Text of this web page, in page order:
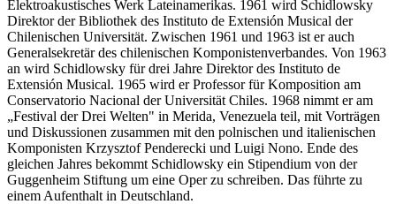
Elektroakustisches Werk Lateinamerikas. 1961 wird Schidlowsky
Direktor der Bibliothek des Instituto de Extensión Musical der
Chilenischen Universität. Zwischen 1961 und 1963 ist er auch
Generalsekretär des chilenischen Komponistenverbandes. Von 1963
an wird Schidlowsky für drei Jahre Direktor des Instituto de
Extensión Musical. 1965 wird er Professor für Komposition am
Conservatorio Nacional der Universität Chiles. 1968 nimmt er am
„Festival der Drei Welten" in Merida, Venezuela teil, mit Vorträgen
und Diskussionen zusammen mit den polnischen und italienischen
Komponisten Krzysztof Penderecki und Luigi Nono. Ende des
gleichen Jahres bekommt Schidlowsky ein Stipendium von der
Guggenheim Stiftung um eine Oper zu schreiben. Das führte zu
einem Aufenthalt in Deutschland.